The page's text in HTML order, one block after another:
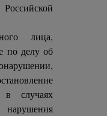
лица,
по делу об
случаях